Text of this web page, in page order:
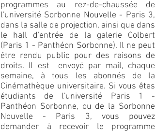
programmes au rez-de-chaussée de
l'université Sorbonne Nouvelle - Paris 3,
dans la salle de projection, ainsi que dans
le hall d'entrée de la galerie Colbert
(Paris 1 - Panthéon Sorbonne). Il ne peut
être rendu public pour des raisons de
droits. Il est envoyé par mail, chaque
semaine, à tous les abonnés de la
Cinémathèque universitaire. Si vous êtes
étudiants de l'université Paris 1 -
Panthéon Sorbonne, ou de la Sorbonne
Nouvelle - Paris 3, vous pouvez
demander à recevoir le programme